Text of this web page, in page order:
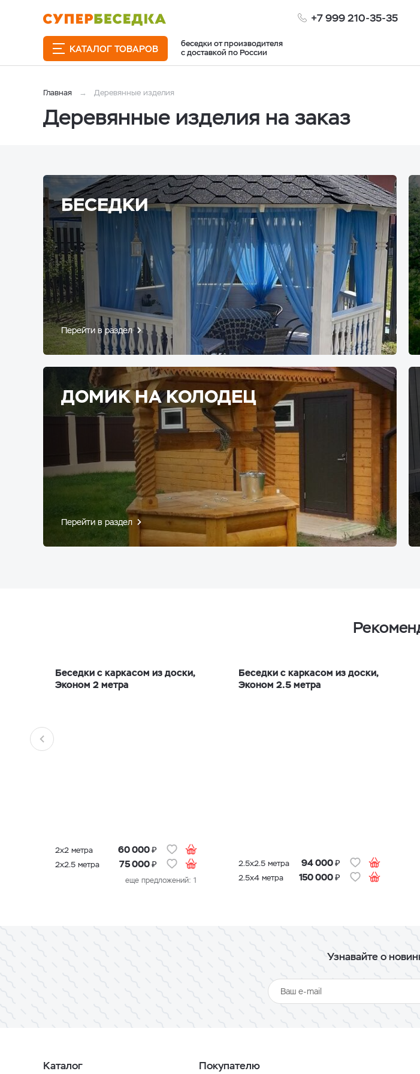
беседки от производителя
с доставкой по России
+7 999 210-35-35
КАТАЛОГ ТОВАРОВ
Главная Деревянные изделия
Деревянные изделия на заказ
БЕСЕДКИ
Перейти в раздел
ДОМИК НА КОЛОДЕЦ
Перейти в раздел
Беседки с каркасом из доски,
Эконом 2 метра
2х2 метра 60 000₽
2х2.5 метра 75 000₽
еще предложений: 1
Беседки с каркасом из доски,
Эконом 2.5 метра
2.5х2.5 метра 94 000₽
2.5х4 метра 150 000₽
Узнавайте о
Каталог Покупателю